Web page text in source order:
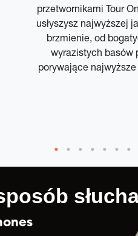
przetwornikami Tour
usłyszysz najwyższej
brzmienie, od
wyrazistych basów
porywające najwyższe